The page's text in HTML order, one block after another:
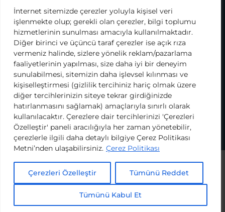
İnternet sitemizde çerezler yoluyla kişisel veri
işlenmekte olup; gerekli olan çerezler, bilgi toplumu
hizmetlerinin sunulması amacıyla kullanılmaktadır.
Diğer birinci ve üçüncü taraf çerezler ise açık rıza
vermeniz halinde, sizlere yönelik reklam/pazarlama
faaliyetlerinin yapılması, size daha iyi bir deneyim
sunulabilmesi, sitemizin daha işlevsel kılınması ve
kişiselleştirmesi (gizlilik tercihiniz hariç olmak üzere
diğer tercihlerinizin siteye tekrar girdiğinizde
hatırlanmasını sağlamak) amaçlarıyla sınırlı olarak
kullanılacaktır. Çerezlere dair tercihlerinizi 'Çerezleri
Özelleştir' paneli aracılığıyla her zaman yönetebilir,
çerezlerle ilgili daha detaylı bilgiye Çerez Politikası
Metni’nden ulaşabilirsiniz. Çerez Politikası
Çerezleri Özelleştir Tümünü Reddet
Tümünü Kabul Et
gönderilmesini ve kişisel verilerimin
KODA’nın süreçte destek aldığı iş ortakları ve
tedarikçileriyle paylaşılmasını onaylıyorum.
Bilgilendirme metnini okumak için tıklayınız.
Kullanım Koşulları ve Gizlilik Politikası
Çerez Politikası
KVKK
2026 Köy Okulları Değişim Ağı